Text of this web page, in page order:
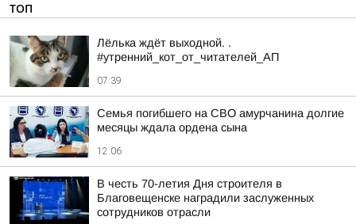
ТОП
Лёлька ждёт выходной. .
#утренний_кот_от_читателей_АП
07:39
Семья погибшего на СВО амурчанина долгие
месяцы ждала ордена сына
12:06
В честь 70-летия Дня строителя в
Благовещенске наградили заслуженных
сотрудников отрасли